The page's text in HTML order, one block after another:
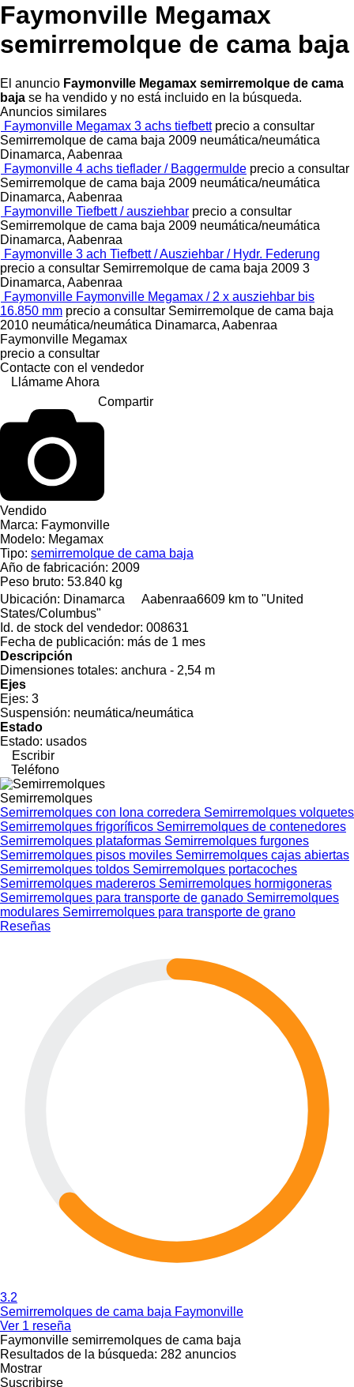
Faymonville Megamax
semirremolque de cama baja
El anuncio Faymonville Megamax semirremolque de cama
baja se ha vendido y no está incluido en la búsqueda.
Anuncios similares
Faymonville Megamax 3 achs tiefbett precio a consultar
Semirremolque de cama baja 2009 neumática/neumática
Dinamarca, Aabenraa
Faymonville 4 achs tieflader / Baggermulde precio a consultar
Semirremolque de cama baja 2009 neumática/neumática
Dinamarca, Aabenraa
Faymonville Tiefbett / ausziehbar precio a consultar
Semirremolque de cama baja 2009 neumática/neumática
Dinamarca, Aabenraa
Faymonville 3 ach Tiefbett / Ausziehbar / Hydr. Federung
precio a consultar Semirremolque de cama baja 2009 3
Dinamarca, Aabenraa
Faymonville Faymonville Megamax / 2 x ausziehbar bis
16.850 mm precio a consultar Semirremolque de cama baja
2010 neumática/neumática Dinamarca, Aabenraa
Faymonville Megamax
precio a consultar
Contacte con el vendedor
Llámame Ahora
Compartir
Vendido
Marca: Faymonville
Modelo: Megamax
Tipo: semirremolque de cama baja
Año de fabricación: 2009
Peso bruto: 53.840 kg
Ubicación: Dinamarca Aabenraa6609 km to "United
States/Columbus"
Id. de stock del vendedor: 008631
Fecha de publicación: más de 1 mes
Descripción
Dimensiones totales: anchura - 2,54 m
Ejes
Ejes: 3
Suspensión: neumática/neumática
Estado
Estado: usados
Escribir
Teléfono
Semirremolques
Semirremolques con lona corredera Semirremolques volquetes
Semirremolques frigoríficos Semirremolques de contenedores
Semirremolques plataformas Semirremolques furgones
Semirremolques pisos moviles Semirremolques cajas abiertas
Semirremolques toldos Semirremolques portacoches
Semirremolques madereros Semirremolques hormigoneras
Semirremolques para transporte de ganado Semirremolques
modulares Semirremolques para transporte de grano
Reseñas
3.2
Semirremolques de cama baja Faymonville
Ver 1 reseña
Faymonville semirremolques de cama baja
Resultados de la búsqueda: 282 anuncios
Mostrar
Suscribirse